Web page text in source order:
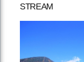
STREAM